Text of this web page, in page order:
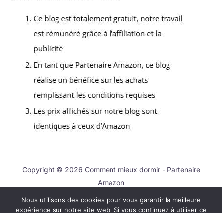
Copyright © 2026 Comment mieux dormir - Partenaire
Amazon
Contact
Nous utilisons des cookies pour vous garantir la meilleure
expérience sur notre site web. Si vous continuez à utiliser ce